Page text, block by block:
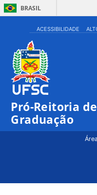
BRASIL
ACESSIBILIDADE
Pró-Reitoria
Graduação